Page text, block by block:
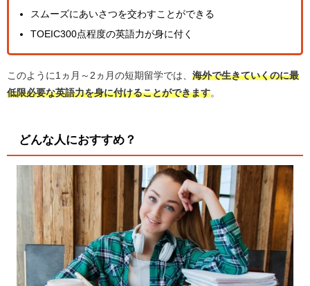
スムーズにあいさつを交わすことができる
TOEIC300点程度の英語力が身に付く
このように1ヵ月～2ヵ月の短期留学では、 海外で生きていくのに最
低限必要な英語力を身に付けることができます
どんな人におすすめ？